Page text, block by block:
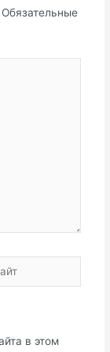
Обязательные
в этом